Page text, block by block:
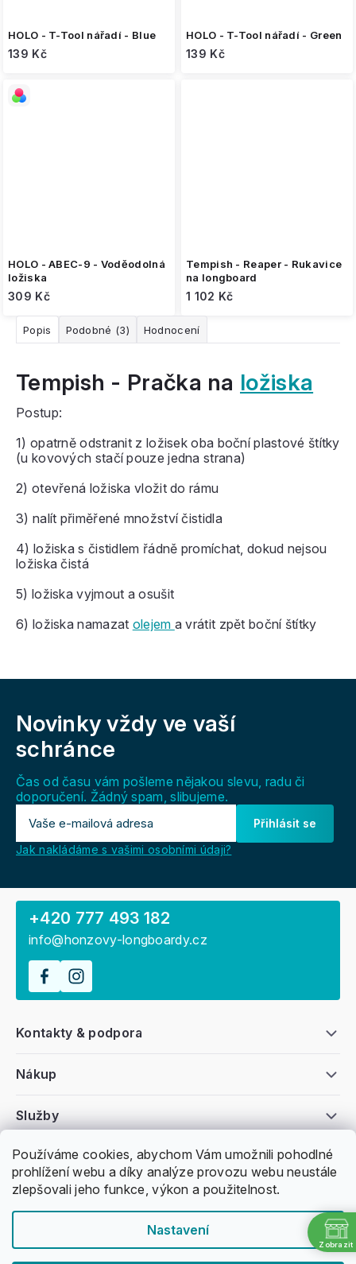
Používáme cookies, abychom Vám umožnili pohodlné
prohlížení webu a díky analýze provozu webu neustále
zlepšovali jeho funkce, výkon a použitelnost.
Nastavení
HOLO - T-Tool nářadí - Blue
139 Kč
HOLO - T-Tool nářadí - Green
139 Kč
HOLO - ABEC-9 - Voděodolná
ložiska
309 Kč
Tempish - Reaper - Rukavice
na longboard
1 102 Kč
Popis Podobné (3) Hodnocení
Tempish - Pračka na ložiska
Postup:
1) opatrně odstranit z ložisek oba boční plastové štítky
(u kovových stačí pouze jedna strana)
2) otevřená ložiska vložit do rámu
3) nalít přiměřené množství čistidla
4) ložiska s čistidlem řádně promíchat, dokud nejsou
ložiska čistá
5) ložiska vyjmout a osušit
6) ložiska namazat olejem a vrátit zpět boční štítky
Novinky vždy ve vaší
schránce
Čas od času vám pošleme nějakou slevu, radu či
doporučení. Žádný spam, slibujeme.
Přihlásit se
Jak nakládáme s vašimi osobními údaji?
Všeobecné informace
Nákup
Kontakty & podpora
Služby
+420 777 493 182
info@honzovy-longboardy.cz
Zobrazit